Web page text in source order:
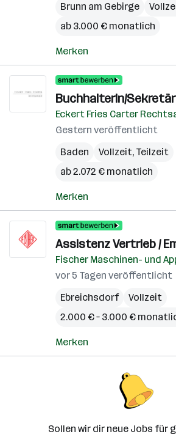
Brunn am Gebirge
ab 3.000 € monatlich
Merken
BuchhalterIn/
Eckert Fries Carter
Gestern veröffentlicht
Baden
Vollzeit, Teilzeit
ab 2.072 € monatlich
Merken
Assistenz Vertrieb /
Fischer Maschinen- und
vor 5 Tagen veröffentlicht
Ebreichsdorf
Vollzeit
2.000 € – 3.000 €
Merken
Sollen wir dir neue Jobs für